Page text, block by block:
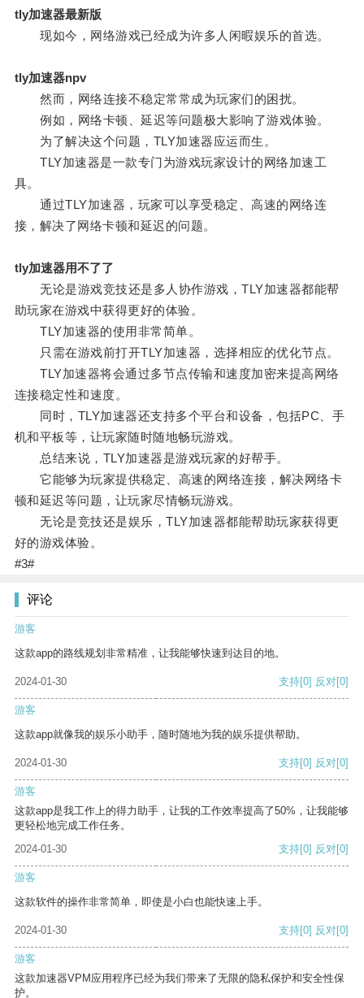
tly加速器最新版
现如今，网络游戏已经成为许多人闲暇娱乐的首选。
tly加速器npv
然而，网络连接不稳定常常成为玩家们的困扰。
例如，网络卡顿、延迟等问题极大影响了游戏体验。
为了解决这个问题，TLY加速器应运而生。
TLY加速器是一款专门为游戏玩家设计的网络加速工
具。
通过TLY加速器，玩家可以享受稳定、高速的网络连
接，解决了网络卡顿和延迟的问题。
tly加速器用不了了
无论是游戏竞技还是多人协作游戏，TLY加速器都能帮
助玩家在游戏中获得更好的体验。
TLY加速器的使用非常简单。
只需在游戏前打开TLY加速器，选择相应的优化节点。
TLY加速器将会通过多节点传输和速度加密来提高网络
连接稳定性和速度。
同时，TLY加速器还支持多个平台和设备，包括PC、手
机和平板等，让玩家随时随地畅玩游戏。
总结来说，TLY加速器是游戏玩家的好帮手。
它能够为玩家提供稳定、高速的网络连接，解决网络卡
顿和延迟等问题，让玩家尽情畅玩游戏。
无论是竞技还是娱乐，TLY加速器都能帮助玩家获得更
好的游戏体验。
#3#
评论
游客
这款app的路线规划非常精准，让我能够快速到达目的地。
2024-01-30 支持[0] 反对[0]
游客
这款app就像我的娱乐小助手，随时随地为我的娱乐提供帮助。
2024-01-30 支持[0] 反对[0]
游客
这款app是我工作上的得力助手，让我的工作效率提高了50%，让我能够
更轻松地完成工作任务。
2024-01-30
支持[0] 反对[0]
游客
这款软件的操作非常简单，即使是小白也能快速上手。
2024-01-30 支持[0] 反对[0]
游客
这款加速器VPM应用程序已经为我们带来了无限的隐私保护和安全性保
护。